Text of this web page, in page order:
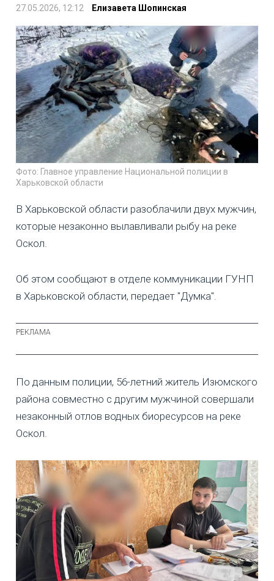
27.05.2026, 12:12 Елизавета Шопинская
Фото: Главное управление Национальной полиции в
Харьковской области
В Харьковской области разоблачили двух мужчин,
которые незаконно вылавливали рыбу на реке
Оскол.
Об этом сообщают в отделе коммуникации ГУНП
в Харьковской области, передает "Думка".
По данным полиции, 56-летний житель Изюмского
района совместно с другим мужчиной совершали
незаконный отлов водных биоресурсов на реке
Оскол.